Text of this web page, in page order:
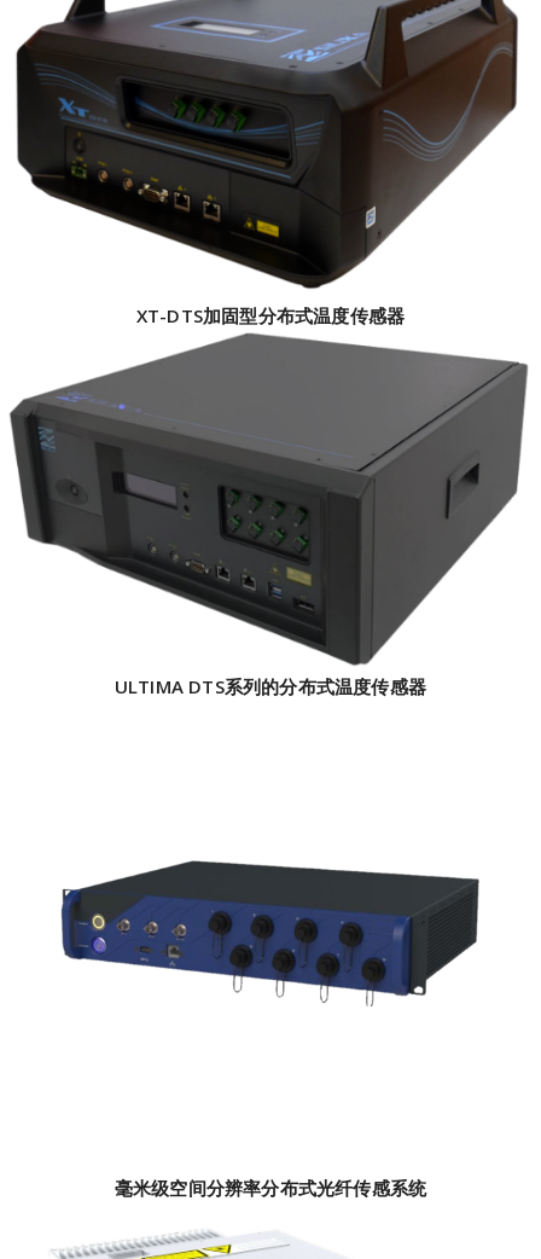
XT-DTS加固型分布式温度传感器
ULTIMA DTS系列的分布式温度传感器
毫米级空间分辨率分布式光纤传感系统